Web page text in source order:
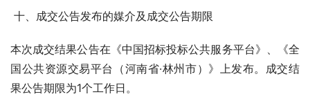
十、成交公告发布的媒介及成交公告期限
本次成交结果公告在《中国招标投标公共服务平台》、《全
国公共资源交易平台（河南省·林州市）》上发布。成交结
果公告期限为1个工作日。